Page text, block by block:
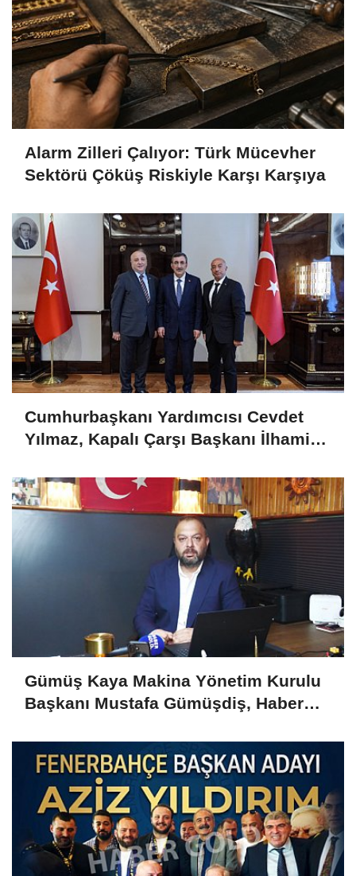
Alarm Zilleri Çalıyor: Türk Mücevher
Sektörü Çöküş Riskiyle Karşı Karşıya
Cumhurbaşkanı Yardımcısı Cevdet
Yılmaz, Kapalı Çarşı Başkanı İlhami
Gümüş Kaya Makina Yönetim Kurulu
Başkanı Mustafa Gümüşdiş, Haber